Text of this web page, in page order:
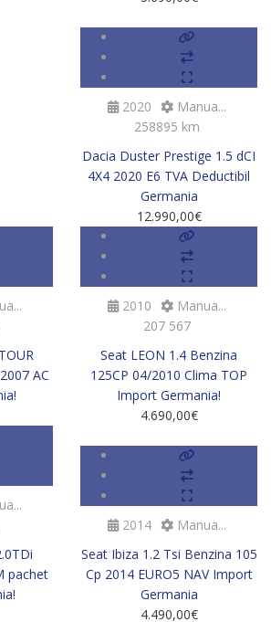
2020
Manua...
258895 km
Dacia Duster Prestige 1.5 dCI
4X4 2020 E6 TVA Deductibil
Germania
12.990,00€
AC
2010
Manua...
207 567
Seat LEON 1.4 Benzina
125CP 04/2010 Clima TOP
Import Germania!
4.690,00€
pachet
2014
Manua...
Seat Ibiza 1.2 Tsi Benzina 105
Cp 2014 EURO5 NAV Import
Germania
4.490,00€